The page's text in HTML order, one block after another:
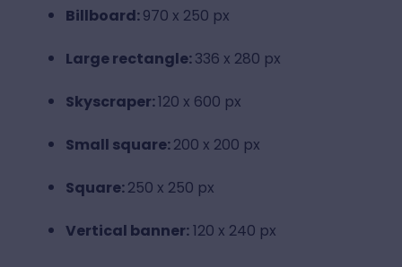
Billboard:970 x 250 px
Large rectangle:336 x 280 px
Skyscraper:120 x 600 px
Small square:200 x 200 px
Square:250 x 250 px
Vertical banner:120 x 240 px